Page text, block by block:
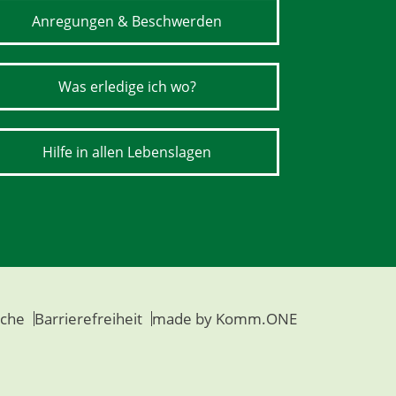
Anregungen & Beschwerden
Was erledige ich wo?
Hilfe in allen Lebenslagen
Barrierefreiheit made by Komm.ONE